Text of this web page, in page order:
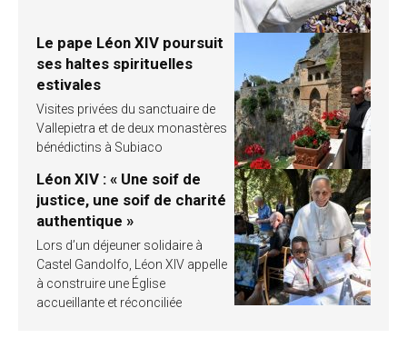
Le pape Léon XIV poursuit
ses haltes spirituelles
estivales
Visites privées du sanctuaire de
Vallepietra et de deux monastères
bénédictins à Subiaco
Léon XIV : « Une soif de
justice, une soif de charité
authentique »
Lors d’un déjeuner solidaire à
Castel Gandolfo, Léon XIV appelle
à construire une Église
accueillante et réconciliée